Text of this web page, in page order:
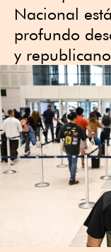
Nacional
profundo
y